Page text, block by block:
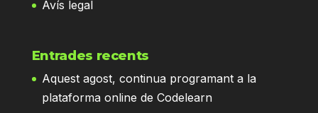
Avís legal
Entrades recents
Aquest agost, continua programant a la
plataforma online de Codelearn